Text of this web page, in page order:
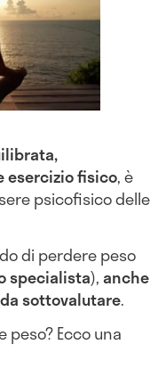
esercizio fisico, è
psicofisico delle
di perdere peso
specialista),anche
sottovalutare.
peso? Ecco una